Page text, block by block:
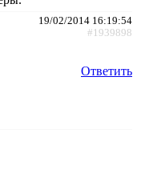
19/02/2014 16:19:54
#1939898
Ответить